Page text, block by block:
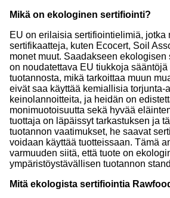
Mikä on ekologinen sertifiointi?
EU on erilaisia sertifiointielimiä, jotka
sertifikaatteja, kuten Ecocert, Soil
monet muut. Saadakseen ekologisen
on noudatettava EU tiukkoja
tuotannosta, mikä tarkoittaa muun
eivät saa käyttää kemiallisia torjunta-
keinolannoitteita, ja heidän on
monimuotoisuutta sekä hyvää
tuottaja on läpäissyt tarkastuksen ja
tuotannon vaatimukset, he saavat
voidaan käyttää tuotteissaan. Tämä
varmuuden siitä, että tuote on
ympäristöystävällisen tuotannon
Mitä ekologista sertifiointia